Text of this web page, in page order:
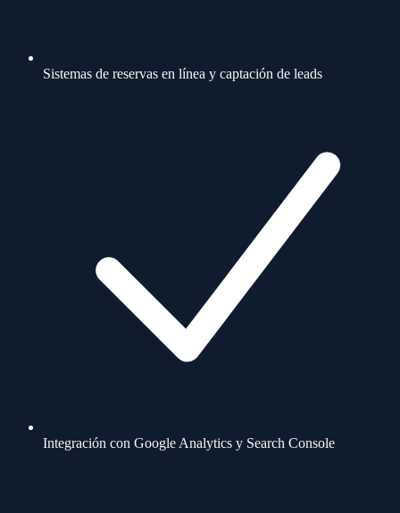
Sistemas de reservas en línea y captación de leads
Integración con Google Analytics y Search Console